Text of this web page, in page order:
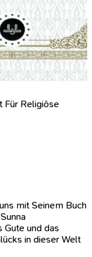
Für Religiöse
mit Seinem Buch
Gute und das
in dieser Welt